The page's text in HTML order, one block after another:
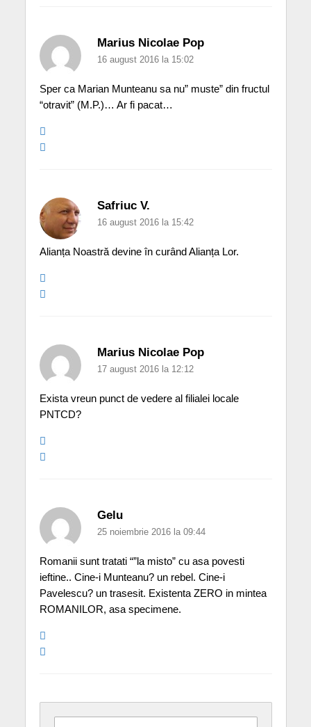
Marius Nicolae Pop
16 august 2016 la 15:02
Sper ca Marian Munteanu sa nu” muste” din fructul
“otravit” (M.P.)… Ar fi pacat…
Safriuc V.
16 august 2016 la 15:42
Alianța Noastră devine în curând Alianța Lor.
Marius Nicolae Pop
17 august 2016 la 12:12
Exista vreun punct de vedere al filialei locale
PNTCD?
Gelu
25 noiembrie 2016 la 09:44
Romanii sunt tratati “”la misto” cu asa povesti
ieftine.. Cine-i Munteanu? un rebel. Cine-i
Pavelescu? un trasesit. Existenta ZERO in mintea
ROMANILOR, asa specimene.